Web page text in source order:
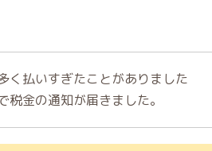
く払いすぎたことがありました
金の通知が届きました。